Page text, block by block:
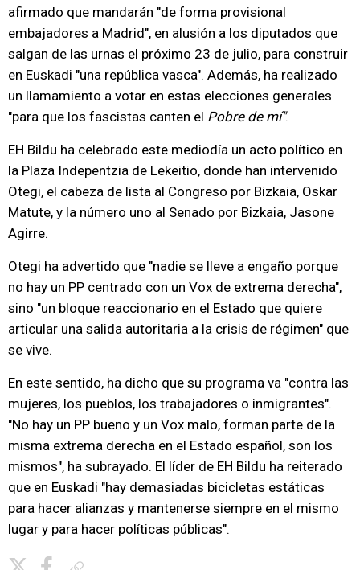
afirmado que mandarán "de forma provisional
embajadores a Madrid", en alusión a los diputados que
salgan de las urnas el próximo 23 de julio, para construir
en Euskadi "una república vasca". Además, ha realizado
un llamamiento a votar en estas elecciones generales
"para que los fascistas canten el Pobre de mí".
EH Bildu ha celebrado este mediodía un acto político en
la Plaza Indepentzia de Lekeitio, donde han intervenido
Otegi, el cabeza de lista al Congreso por Bizkaia, Oskar
Matute, y la número uno al Senado por Bizkaia, Jasone
Agirre.
Otegi ha advertido que "nadie se lleve a engaño porque
no hay un PP centrado con un Vox de extrema derecha",
sino "un bloque reaccionario en el Estado que quiere
articular una salida autoritaria a la crisis de régimen" que
se vive.
En este sentido, ha dicho que su programa va "contra las
mujeres, los pueblos, los trabajadores o inmigrantes".
"No hay un PP bueno y un Vox malo, forman parte de la
misma extrema derecha en el Estado español, son los
mismos", ha subrayado. El líder de EH Bildu ha reiterado
que en Euskadi "hay demasiadas bicicletas estáticas
para hacer alianzas y mantenerse siempre en el mismo
lugar y para hacer políticas públicas".